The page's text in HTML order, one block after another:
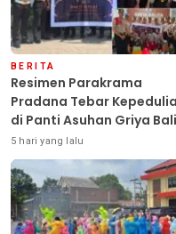
BERITA
Resimen Parakrama
Pradana Tebar
di Panti Asuhan Griya
SYD, Peluk Hangat Balita
Terlantar “POLRI Hadir
Dengan Hati”
5 hari yang lalu